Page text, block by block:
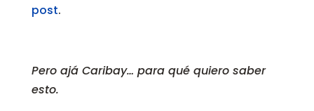
post.
Pero ajá Caribay… para qué quiero saber
esto.